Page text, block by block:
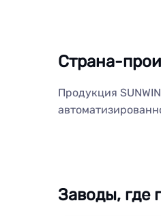
Страна-
Продукция
Заводы, где